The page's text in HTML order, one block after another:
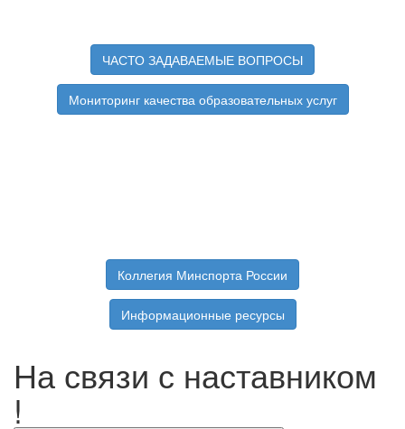
ЧАСТО ЗАДАВАЕМЫЕ ВОПРОСЫ
Мониторинг качества образовательных услуг
Коллегия Минспорта России
Информационные ресурсы
На связи с наставником
!